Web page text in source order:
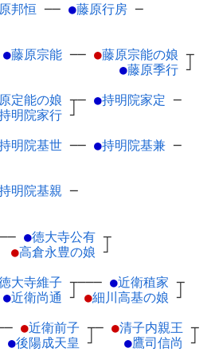
邦恒 ── ●藤原行房 ─
●藤原宗能 ── ●藤原宗能の娘 ┬
●藤原季行 ┘
定能の娘 ┬
明院家行 ┘
─ ●持明院家定 ─
明院基世 ── ●持明院基兼 ─
明院基親 ─
── ●徳大寺公有 ┬
●高倉永豊の娘 ┘
大寺維子 ┬
●近衛尚通 ┘
─── ●近衛稙家 ┬
●細川高基の娘 ┘
●近衛前子 ┬
●後陽成天皇 ┘
─ ●清子内親王 ┬
●鷹司信尚 ┘